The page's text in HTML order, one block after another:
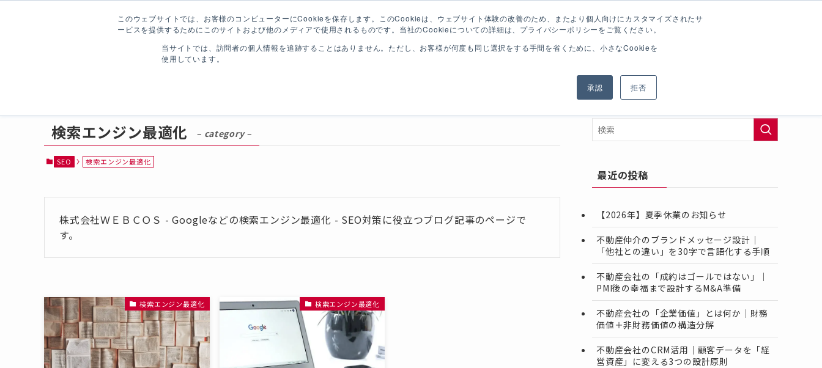
このウェブサイトでは、お客様のコンピューターにCookieを保存します。このCookieは、ウェブサイト体験の改善のため、またより個人向けにカスタマイズされたサ
ービスを提供するためにこのサイトおよび他のメディアで使用されるものです。当社のCookieについての詳細は、プライバシーポリシーをご覧ください。
当サイトでは、訪問者の個人情報を追跡することはありません。ただし、お客様が何度も同じ選択をする手間を省くために、小さなCookieを
使用しています。
承認 拒否
提供サービス
SERVICE
マーケティングブログ
MARKETING BLOG
検索エンジン最適化 – category –
SEO 検索エンジン最適化
株式会社ＷＥＢＣＯＳ - Googleなどの検索エンジン最適化 - SEO対策に役立つブログ記事のページで
す。
検索エンジン最適化 検索エンジン最適化
最近の投稿
【2026年】夏季休業のお知らせ
不動産仲介のブランドメッセージ設計｜
「他社との違い」を30字で言語化する手順
不動産会社の「成約はゴールではない」｜
PMI後の幸福まで設計するM&A準備
不動産会社の「企業価値」とは何か｜財務
価値＋非財務価値の構造分解
不動産会社のCRM活用｜顧客データを「経
営資産」に変える3つの設計原則